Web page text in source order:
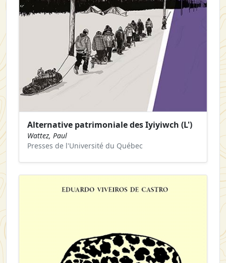
Alternative patrimoniale des Iyiyiwch (L')
Wattez, Paul
Presses de l'Université du Québec